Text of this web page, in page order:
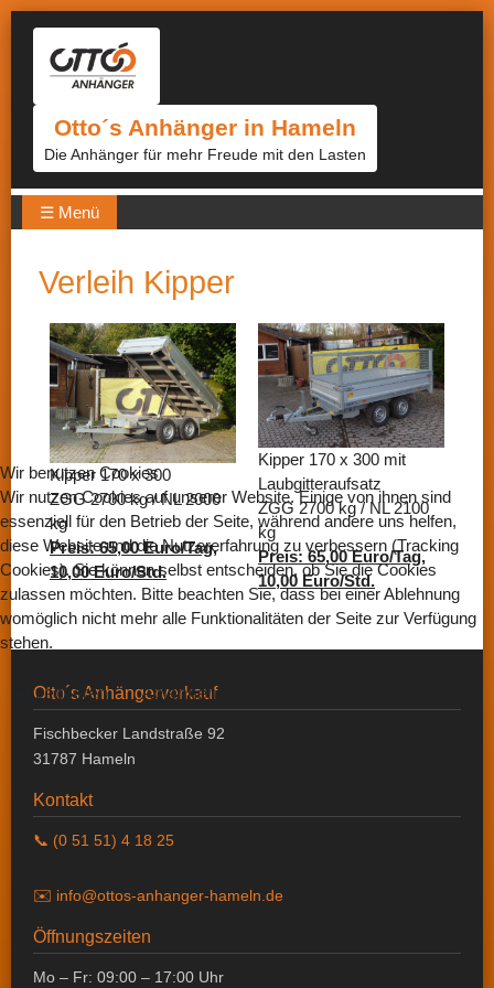
Otto´s Anhänger in Hameln
Die Anhänger für mehr Freude mit den Lasten
☰ Menü
Verleih Kipper
Kipper 170 x 300
ZGG 2700 kg / NL 2000
kg
Preis: 65,00 Euro/Tag,
10,00 Euro/Std.
Kipper 170 x 300 mit
Laubgitteraufsatz
ZGG 2700 kg / NL 2100
kg
Preis: 65,00 Euro/Tag,
10,00 Euro/Std.
Otto´s Anhängerverkauf
Fischbecker Landstraße 92
31787 Hameln
Kontakt
📞 (0 51 51) 4 18 25
✉️ info@ottos-anhanger-hameln.de
Öffnungszeiten
Mo – Fr: 09:00 – 17:00 Uhr
Wir benutzen Cookies
Wir nutzen Cookies auf unserer Website. Einige von ihnen sind
essenziell für den Betrieb der Seite, während andere uns helfen,
diese Website und die Nutzererfahrung zu verbessern (Tracking
Cookies). Sie können selbst entscheiden, ob Sie die Cookies
zulassen möchten. Bitte beachten Sie, dass bei einer Ablehnung
womöglich nicht mehr alle Funktionalitäten der Seite zur Verfügung
stehen.
Akzeptieren Ablehnen